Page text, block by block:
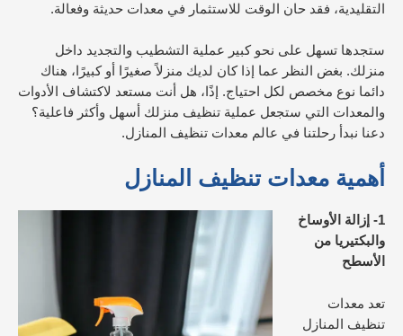
التقليدية، فقد حان الوقت للاستثمار في معدات حديثة وفعالة.
ستجدها تسهل على نحو كبير عملية التشطيب والتجديد داخل
منزلك. بغض النظر عما إذا كان لديك منزلاً صغيرًا أو كبيرًا، هناك
دائما نوع مخصص لكل احتياج.
إذًا، هل أنت مستعد لاكتشاف الأدوات
والمعدات التي ستجعل عملية تنظيف منزلك أسهل وأكثر فاعلية؟
دعنا نبدأ رحلتنا في عالم معدات تنظيف المنازل.
أهمية معدات تنظيف المنازل
1- إزالة الأوساخ
والبكتيريا من
الأسطح
تعد معدات
تنظيف المنازل